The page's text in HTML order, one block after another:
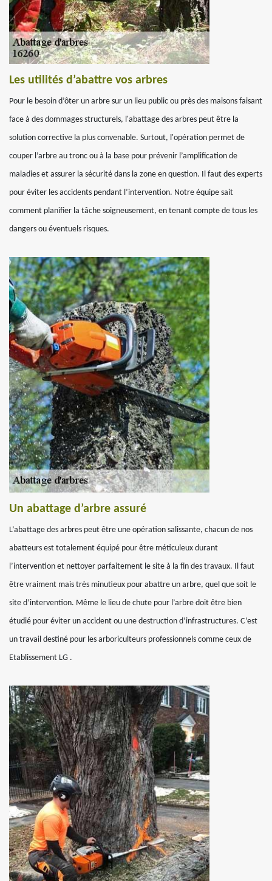
Les utilités d’abattre vos arbres
Pour le besoin d’ôter un arbre sur un lieu public ou près des maisons faisant
face à des dommages structurels, l'abattage des arbres peut être la
solution corrective la plus convenable. Surtout, l'opération permet de
couper l’arbre au tronc ou à la base pour prévenir l’amplification de
maladies et assurer la sécurité dans la zone en question. Il faut des experts
pour éviter les accidents pendant l’intervention. Notre équipe sait
comment planifier la tâche soigneusement, en tenant compte de tous les
dangers ou éventuels risques.
Un abattage d’arbre assuré
L’abattage des arbres peut être une opération salissante, chacun de nos
abatteurs est totalement équipé pour être méticuleux durant
l’intervention et nettoyer parfaitement le site à la fin des travaux. Il faut
être vraiment mais très minutieux pour abattre un arbre, quel que soit le
site d’intervention. Même le lieu de chute pour l’arbre doit être bien
étudié pour éviter un accident ou une destruction d’infrastructures. C’est
un travail destiné pour les arboriculteurs professionnels comme ceux de
Etablissement LG .